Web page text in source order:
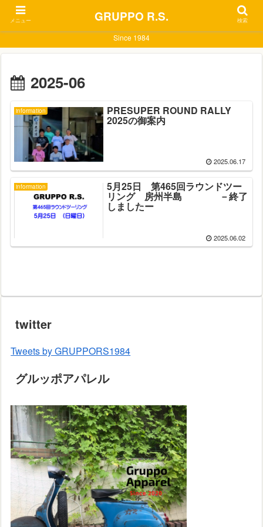
Since 1984
2025-06
information PRESUPER ROUND RALLY
2025の御案内
2025.06.17
information 5月25日 第465回ラウンドツー
リング 房州半島 －終了
しましたー
2025.06.02
twitter
Tweets by GRUPPORS1984
グルッポアパレル
メニュー GRUPPO R.S. 検索